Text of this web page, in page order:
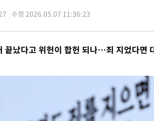
초대 시민추천 부시장에 백승주·윤난실
15일째 지속…비공식 '초열대야' 30도 넘어
, 2.15포인트(0.27%) 내린 797.44 출발
497.3억 달러…두 달 연속 사상 최대
'폭염중대경보'…40도 관측 가능성도
시의 통제불능 3개 산불, 방화선 일부 구축
해협 이란-오만 협상 기대속 뉴욕증시 혼조 마감 다우
수정 2026.05.07 11:36:23
끝났다고 위헌이 합헌 되나…죄 지었다면